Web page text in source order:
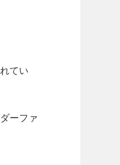
てい
ーファ